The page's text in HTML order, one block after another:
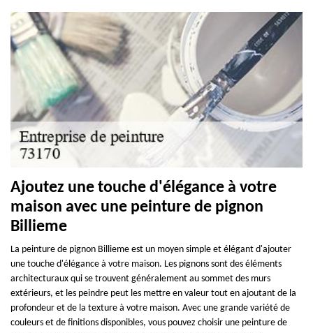
Ajoutez une touche d'élégance à votre
maison avec une peinture de pignon
Billieme
La peinture de pignon Billieme est un moyen simple et élégant d'ajouter
une touche d'élégance à votre maison. Les pignons sont des éléments
architecturaux qui se trouvent généralement au sommet des murs
extérieurs, et les peindre peut les mettre en valeur tout en ajoutant de la
profondeur et de la texture à votre maison. Avec une grande variété de
couleurs et de finitions disponibles, vous pouvez choisir une peinture de